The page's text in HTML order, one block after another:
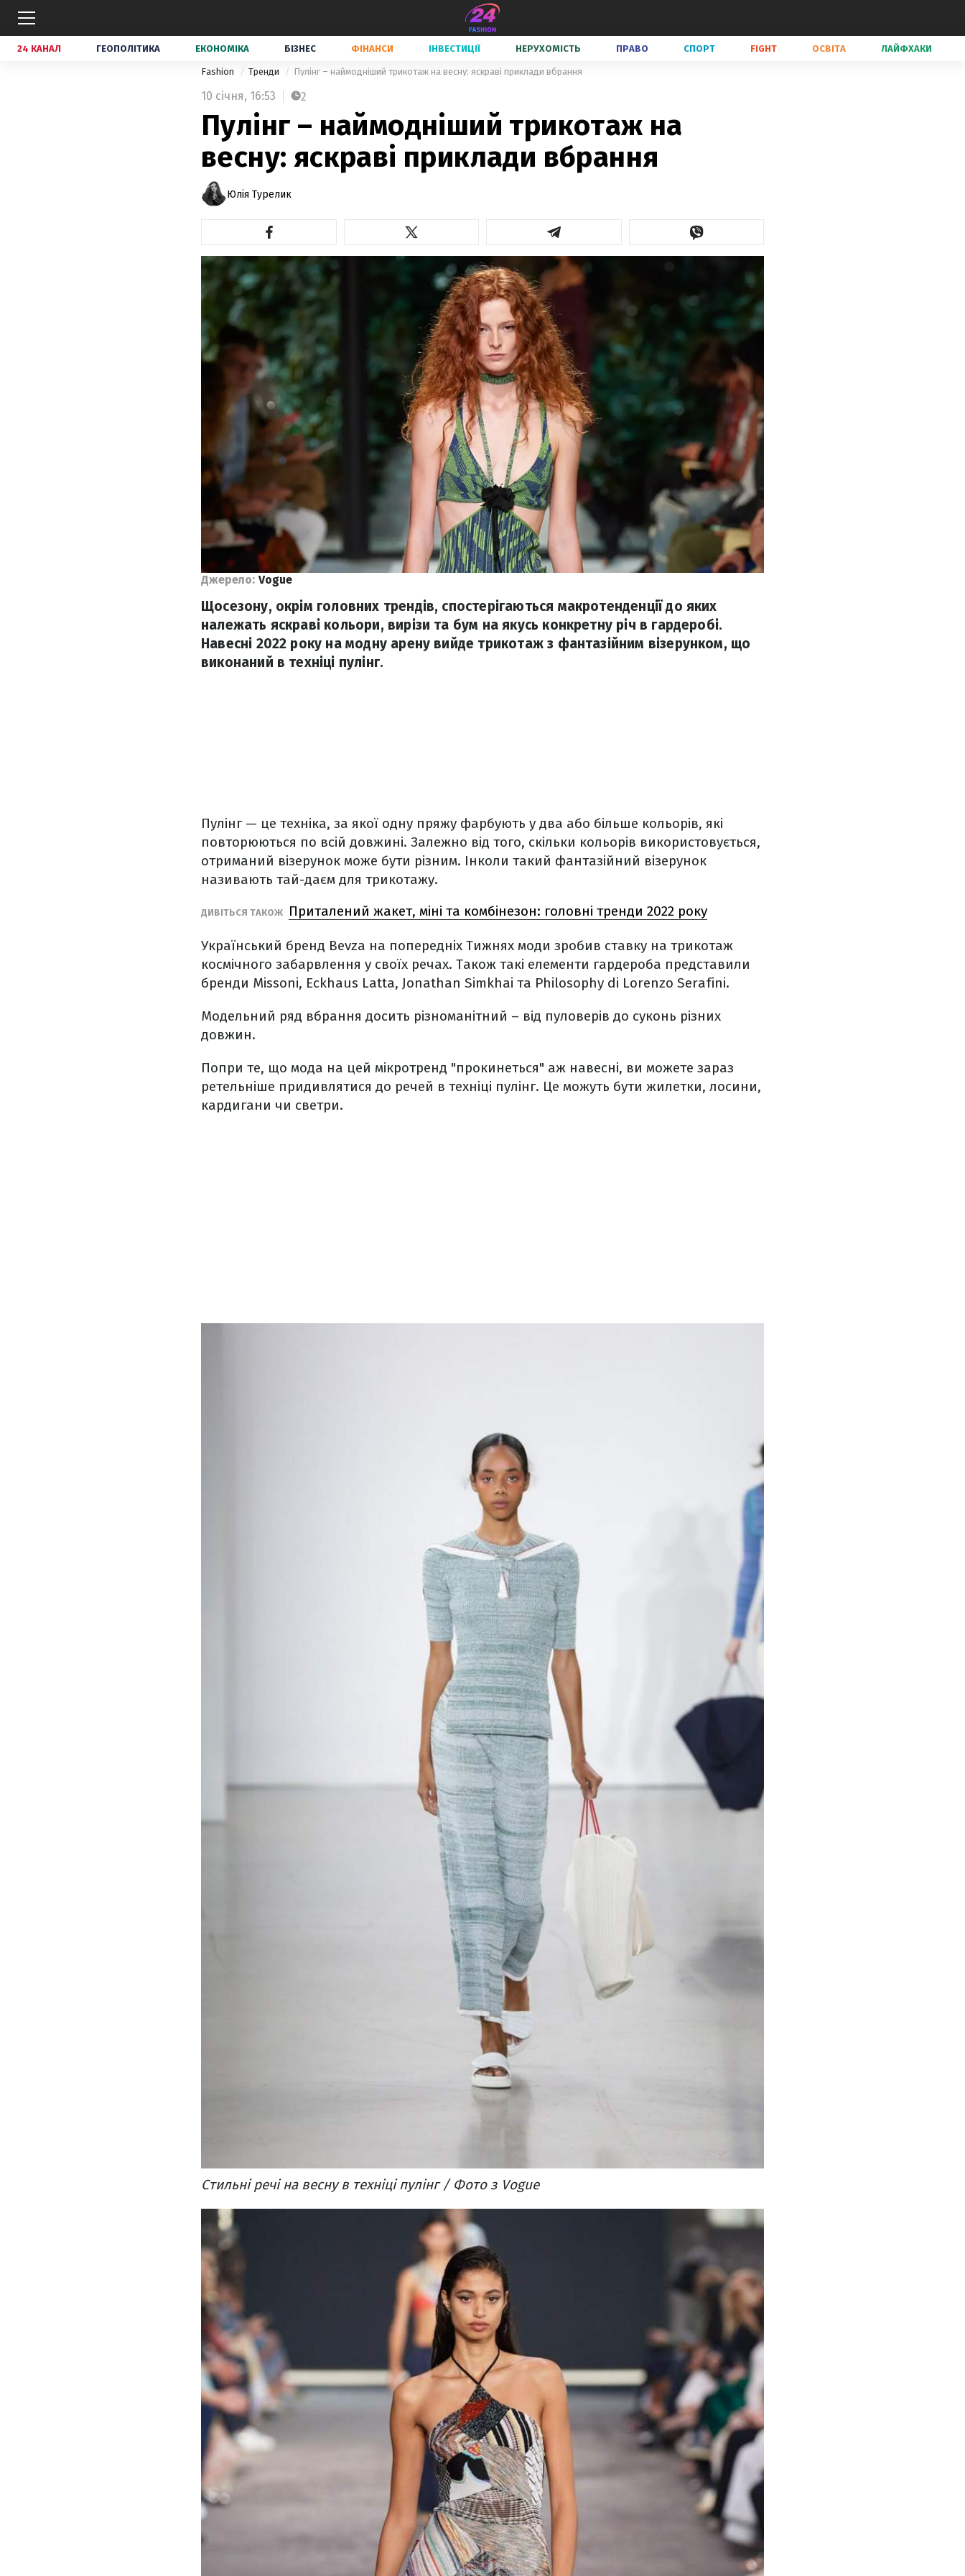
24 КАНАЛ ГЕОПОЛІТИКА ЕКОНОМІКА БІЗНЕС ФІНАНСИ ІНВЕСТИЦІЇ НЕРУХОМІСТЬ ПРАВО СПОРТ FIGHT ОСВІТА ЛАЙФХАКИ
Fashion Тренди Пулінг – наймодніший трикотаж на весну: яскраві приклади вбрання
10 січня, 16:53 2
Пулінг – наймодніший трикотаж на
весну: яскраві приклади вбрання
Юлія Турелик
Джерело: Vogue
Щосезону, окрім головних трендів, спостерігаються макротенденції до яких
належать яскраві кольори, вирізи та бум на якусь конкретну річ в гардеробі.
Навесні 2022 року на модну арену вийде трикотаж з фантазійним візерунком, що
виконаний в техніці пулінг.
Пулінг — це техніка, за якої одну пряжу фарбують у два або більше кольорів, які
повторюються по всій довжині. Залежно від того, скільки кольорів використовується,
отриманий візерунок може бути різним. Інколи такий фантазійний візерунок
називають тай-даєм для трикотажу.
ДИВІТЬСЯ ТАКОЖ Приталений жакет, міні та комбінезон: головні тренди 2022 року
Український бренд Bevza на попередніх Тижнях моди зробив ставку на трикотаж
космічного забарвлення у своїх речах. Також такі елементи гардероба представили
бренди Missoni, Eckhaus Latta, Jonathan Simkhai та Philosophy di Lorenzo Serafini.
Модельний ряд вбрання досить різноманітний – від пуловерів до суконь різних
довжин.
Попри те, що мода на цей мікротренд "прокинеться" аж навесні, ви можете зараз
ретельніше придивлятися до речей в техніці пулінг. Це можуть бути жилетки, лосини,
кардигани чи светри.
Стильні речі на весну в техніці пулінг / Фото з Vogue